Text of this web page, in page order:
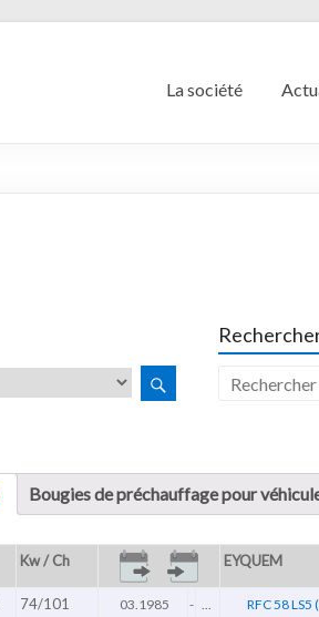
La société
Bougies de préchauffage pour
Kw / Ch EYQUEM
74/101 03.1985 - RFC 58 LS5